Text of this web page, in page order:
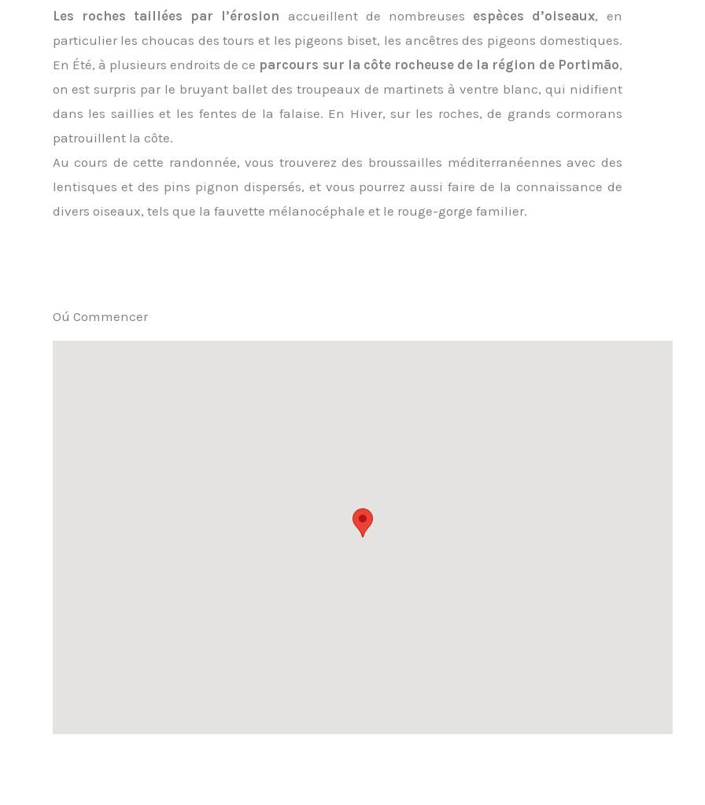
Les roches taillées par l’érosion accueillent de nombreuses espèces d’oiseaux, en
particulier les choucas des tours et les pigeons biset, les ancêtres des pigeons domestiques.
En Été, à plusieurs endroits de ce parcours sur la côte rocheuse de la région de Portimão,
on est surpris par le bruyant ballet des troupeaux de martinets à ventre blanc, qui nidifient
dans les saillies et les fentes de la falaise. En Hiver, sur les roches, de grands cormorans
patrouillent la côte.
Au cours de cette randonnée, vous trouverez des broussailles méditerranéennes avec des
lentisques et des pins pignon dispersés, et vous pourrez aussi faire de la connaissance de
divers oiseaux, tels que la fauvette mélanocéphale et le rouge-gorge familier.
Oú Commencer